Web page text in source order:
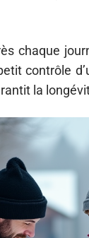
chaque
contrôle
la